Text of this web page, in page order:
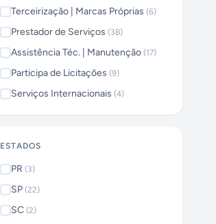
Terceirização | Marcas Próprias (6)
Prestador de Serviços (38)
Assistência Téc. | Manutenção (17)
Participa de Licitações (9)
Serviços Internacionais (4)
ESTADOS
PR (3)
SP (22)
SC (2)